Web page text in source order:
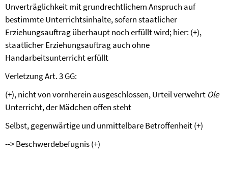
Unverträglichkeit mit grundrechtlichem Anspruch auf
bestimmte Unterrichtsinhalte, sofern staatlicher
Erziehungsauftrag überhaupt noch erfüllt wird; hier: (+),
staatlicher Erziehungsauftrag auch ohne
Handarbeitsunterricht erfüllt
Verletzung Art. 3 GG:
(+), nicht von vornherein ausgeschlossen, Urteil verwehrt Ole
Unterricht, der Mädchen offen steht
Selbst, gegenwärtige und unmittelbare Betroffenheit (+)
--> Beschwerdebefugnis (+)